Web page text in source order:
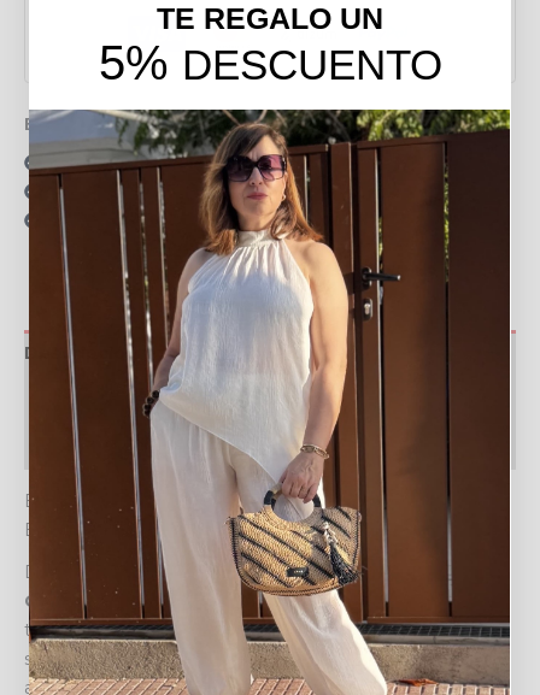
Envío gratis en pedidos de más de 49 €
15 días para realizar devoluciones
Resolvemos tus dudas por llamada o WhatsApp
Recogida en tienda gratis
Descripción
Valoraciones (0)
Política de devoluciones
EL TOQUE DE DISTINCIÓN PARA TUS DÍAS MÁS
ESPECIALES
Descubre la esencia del verano Mediterráneo con la
Capaza Formentera
, tu compañera perfecta para la
temporada. Este bolso de ensueño te hará sentir
sofisticada y a la vez desenfadada, llevando contigo ese
aire de vacaciones que tanto anhelas. Su diseño único,
TE REGALO UN
5% DESCUENTO